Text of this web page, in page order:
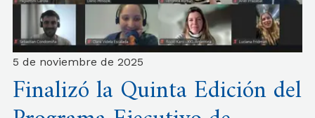
5 de noviembre de 2025
Finalizó la Quinta Edición del